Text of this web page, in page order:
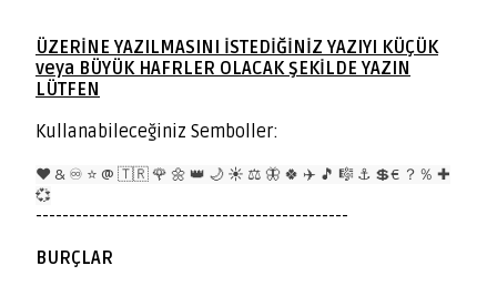
ÜZERİNE YAZILMASINI İSTEDİĞİNİZ YAZIYI KÜÇÜK
veya BÜYÜK HAFRLER OLACAK ŞEKİLDE YAZIN
LÜTFEN
Kullanabileceğiniz Semboller:
❤️ & ♾️ ⭐️ @ 🇹🇷 🌹 🌼 👑 🌙 ☀️ ⚖️ 🦋 🍀 ✈️ 🎵 🎼 ⚓️ 💲€ ？％ ✚
💞
-----------------------------------------------
BURÇLAR